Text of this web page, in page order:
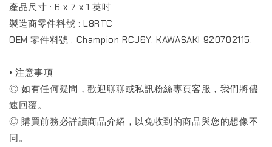
產品尺寸‎ : 6 x 7 x 1 英吋
製造商零件料號 : ‎‎L8RTC
OEM 零件料號 : Champion RCJ6Y, KAWASAKI 920702115,
• 注意事項
◎ 如有任何疑問，歡迎聊聊或私訊粉絲專頁客服，我們將儘
速回覆。
◎ 購買前務必詳讀商品介紹，以免收到的商品與您的想像不
同。